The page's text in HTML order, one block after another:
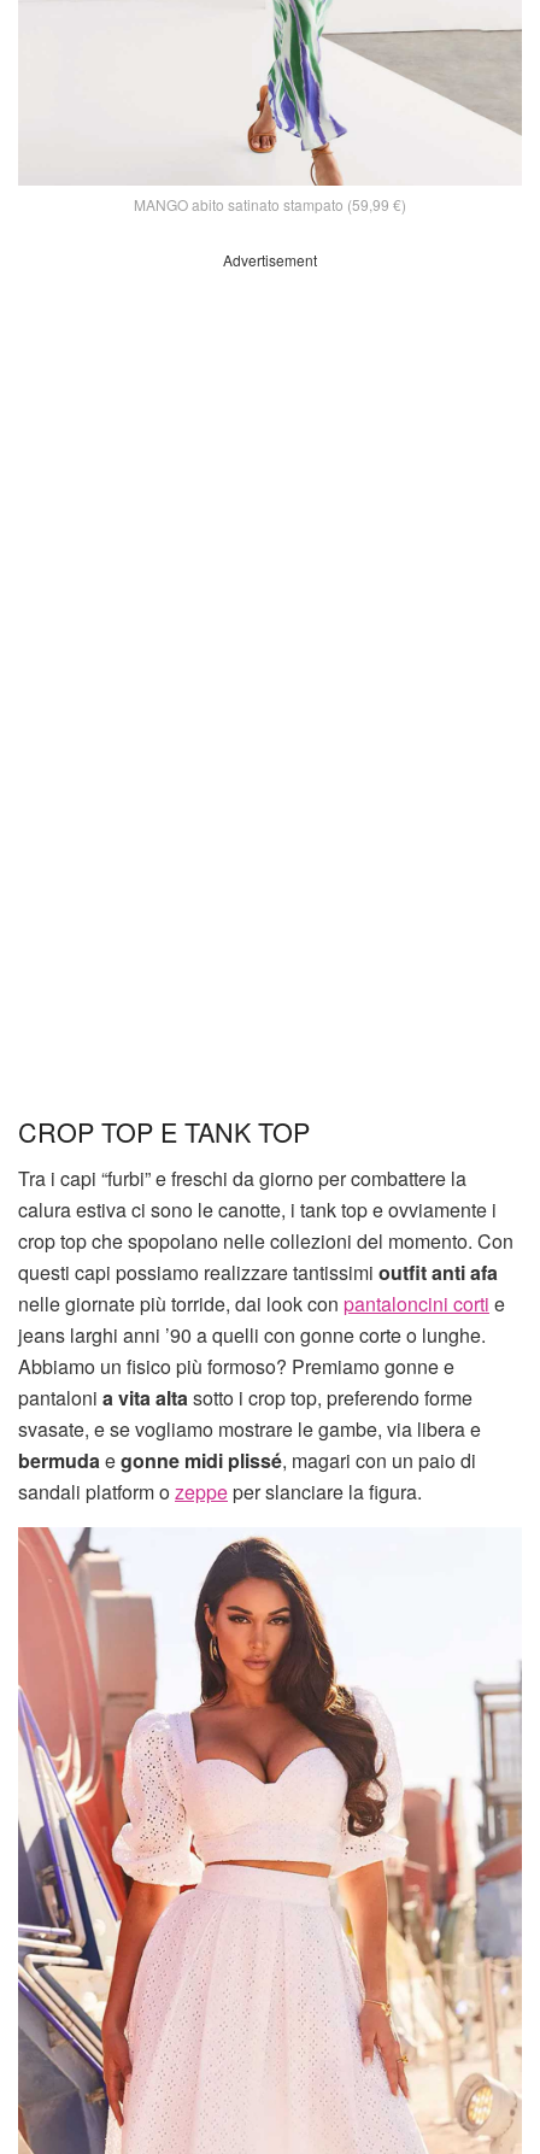
MANGO abito satinato stampato (59,99 €)
Advertisement
CROP TOP E TANK TOP
Tra i capi “furbi” e freschi da giorno per combattere la
calura estiva ci sono le canotte, i tank top e ovviamente i
crop top che spopolano nelle collezioni del momento. Con
questi capi possiamo realizzare tantissimi outfit anti afa
nelle giornate più torride, dai look con pantaloncini corti e
jeans larghi anni ’90 a quelli con gonne corte o lunghe.
Abbiamo un fisico più formoso? Premiamo gonne e
pantaloni a vita altasotto i crop top, preferendo forme
svasate, e se vogliamo mostrare le gambe, via libera e
bermudaegonne midi plissé, magari con un paio di
sandali platform ozeppeper slanciare la figura.